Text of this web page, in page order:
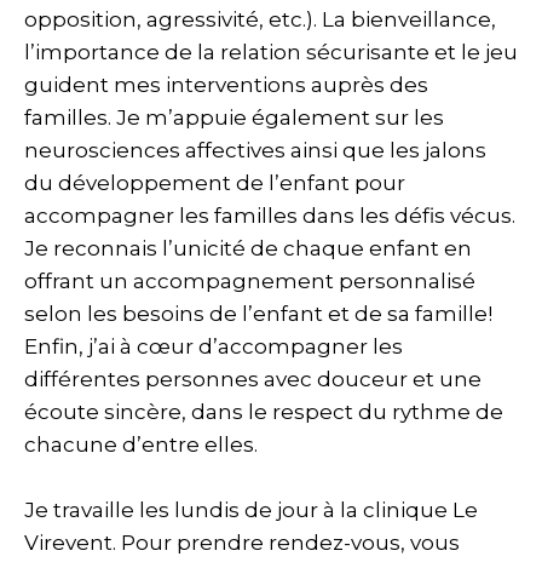
opposition, agressivité, etc.). La bienveillance,
l’importance de la relation sécurisante et le jeu
guident mes interventions auprès des
familles. Je m’appuie également sur les
neurosciences affectives ainsi que les jalons
du développement de l’enfant pour
accompagner les familles dans les défis vécus.
Je reconnais l’unicité de chaque enfant en
offrant un accompagnement personnalisé
selon les besoins de l’enfant et de sa famille!
Enfin, j’ai à cœur d’accompagner les
différentes personnes avec douceur et une
écoute sincère, dans le respect du rythme de
chacune d’entre elles.
Je travaille les lundis de jour à la clinique Le
Virevent. Pour prendre rendez-vous, vous